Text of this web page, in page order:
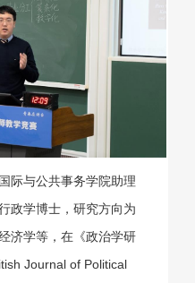
际与公共事务学院助理
政学博士，研究方向为
济学等，在《政治学研
Journal of Political